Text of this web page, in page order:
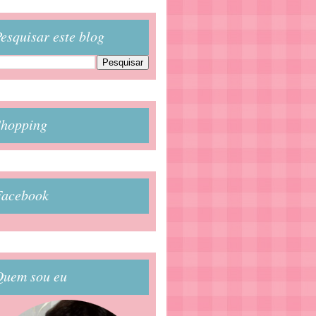
este blog
sou eu